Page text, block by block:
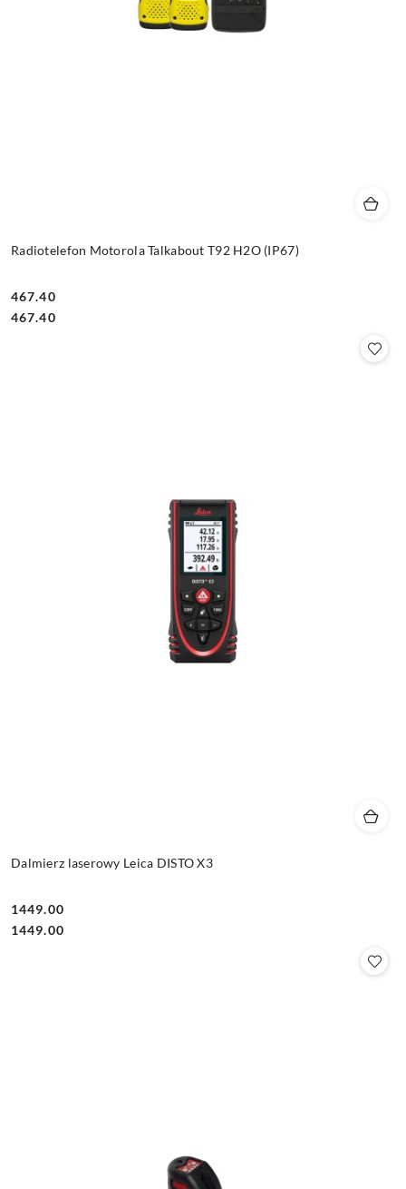
Radiotelefon Motorola Talkabout T92 H2O (IP67)
Cena:
467.40
Cena:
467.40
Dalmierz laserowy Leica DISTO X3
Cena:
1449.00
Cena:
1449.00